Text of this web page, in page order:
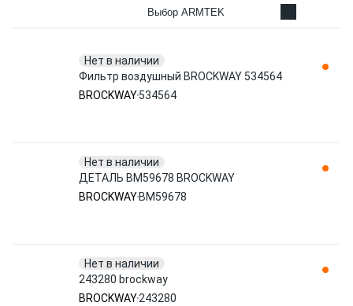
Выбор ARMTEK
Нет в наличии
Фильтр воздушный BROCKWAY 534564
BROCKWAY534564
Нет в наличии
ДЕТАЛЬ BM59678 BROCKWAY
BROCKWAY BM59678
Нет в наличии
243280 brockway
BROCKWAY243280